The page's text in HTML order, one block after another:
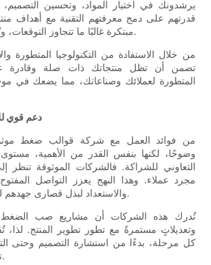
يرشدونك في اختيار المواد، وتحسين التصميم،
قدرتهم على دمج معرفتهم التقنية مع أهداف
مبتكرة غالبًا ما تتجاوز التوقعات، وتُوفر لك ميزة تنافسية.
من خلال الاستفادة من التكنولوجيا المتطورة
تضمن أن تظل منتجاتك ذات صلة وقادرة
المتطورة لعملائك وصناعاتك، مما يضعك في
دعم قوي
من فوائد العمل مع شركة قوالب ضغط
وضوحًا، لكنها بنفس القدر من الأهمية، مستوى
التعاوني للشراكة. فالشركات الموثوقة تنظر
مجرد عملاء. وهذا النهج يعزز التواصل
والاستعداد لبذل قصارى جهدهم لتلبية احتياجات العملاء.
تُدرك هذه الشركات أن مشاريع صب الضغط
وتعديلاتٍ مستمرةً مع تطور تطوير المنتج. لذا،
كل مرحلة، بدءًا من استشارة التصميم وحتى
تحقيق رؤيتكم بالكامل.